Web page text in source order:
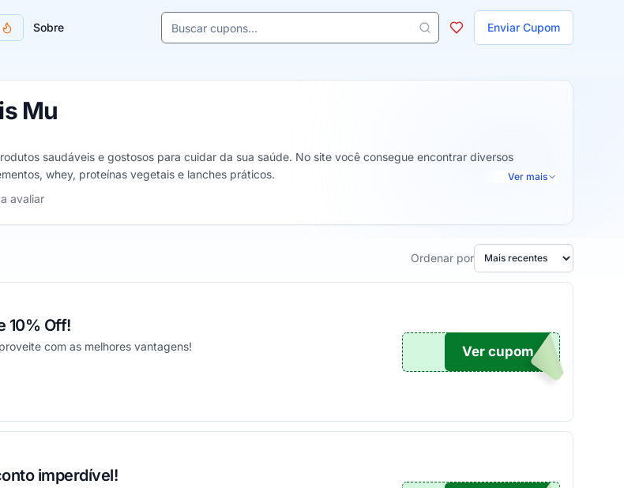
Sobre Enviar Cupom
Buscar cupons e lojas
Mu
saudáveis e gostosos para cuidar da sua saúde. No site você consegue encontrar diversos
whey, proteínas vegetais e lanches práticos.
Ver mais
avaliar
Ordenar por
10% Off!
com as melhores vantagens! OM10
Ver cupom
imperdível!